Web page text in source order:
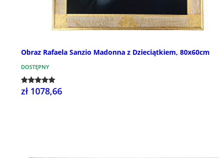
Obraz Rafaela Sanzio Madonna z Dzieciątkiem, 80x60cm
DOSTĘPNY
zł 1078,66